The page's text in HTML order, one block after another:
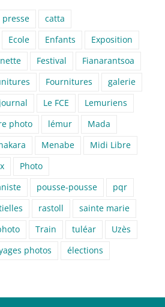
catta
Ecole Enfants
Exposition
Festival
Fianarantsoa
Fournitures
galerie
Le FCE
Lemuriens
photo lémur
Mada
Menabe
Midi Libre
Photo
pousse-pousse
pqr
rastoll
sainte marie
Train tuléar
Uzès
photos élections